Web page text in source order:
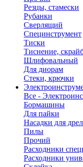
Резцы, стамески
Рубанки
Сверлящий
Специнструмент
Тиски
Тиснение,
Шлифовальный
Для диорам
Стеки, крючки
Все -
Бормашины
Для пайки
Насадки для
Пилы
Прочий
Расходники
Расходники